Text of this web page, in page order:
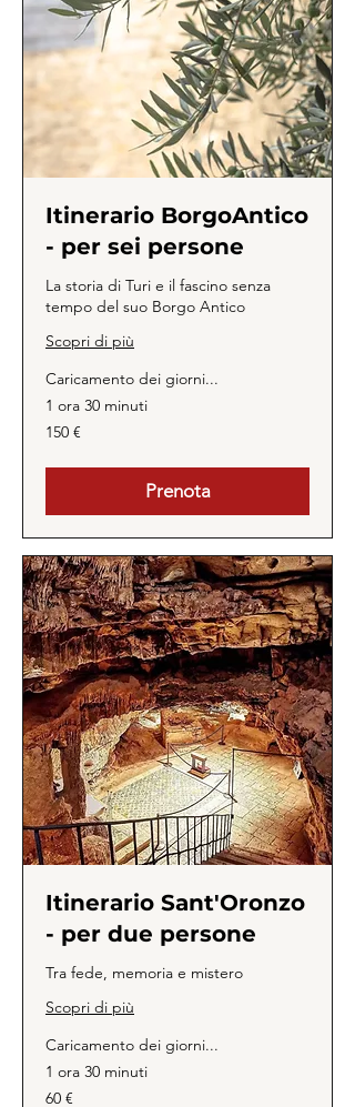
Itinerario BorgoAntico
- per sei persone
La storia di Turi e il fascino senza
tempo del suo Borgo Antico
Scopri di più
Caricamento dei giorni...
1 ora 30 minuti
150
euro
150 €
Prenota
Itinerario Sant'Oronzo
- per due persone
Tra fede, memoria e mistero
Scopri di più
Caricamento dei giorni...
1 ora 30 minuti
60
euro
60 €